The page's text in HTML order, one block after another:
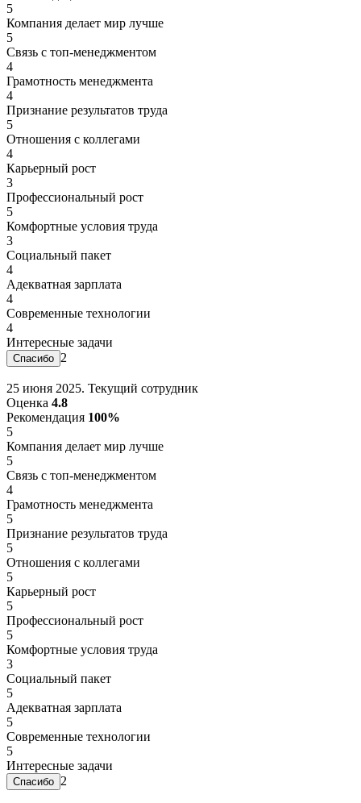
5
Компания делает мир лучше
5
Связь с топ-менеджментом
4
Грамотность менеджмента
4
Признание результатов труда
5
Отношения с коллегами
4
Карьерный рост
3
Профессиональный рост
5
Комфортные условия труда
3
Социальный пакет
4
Адекватная зарплата
4
Современные технологии
4
Интересные задачи
2
25 июня 2025. Текущий сотрудник
Оценка 4.8
Рекомендация 100%
5
Компания делает мир лучше
5
Связь с топ-менеджментом
4
Грамотность менеджмента
5
Признание результатов труда
5
Отношения с коллегами
5
Карьерный рост
5
Профессиональный рост
5
Комфортные условия труда
3
Социальный пакет
5
Адекватная зарплата
5
Современные технологии
5
Интересные задачи
2